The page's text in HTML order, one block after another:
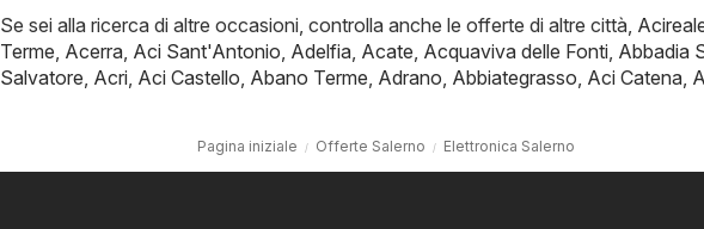
Se sei alla ricerca di altre occasioni, controlla anche le offerte di altre città,
Terme Acerra Aci Sant'Antonio Adelfia Acate Acquaviva delle Fonti Abbadia
Salvatore Acri Aci Castello Abano Terme Adrano Abbiategrasso Aci Catena
Pagina iniziale Offerte Salerno Elettronica Salerno